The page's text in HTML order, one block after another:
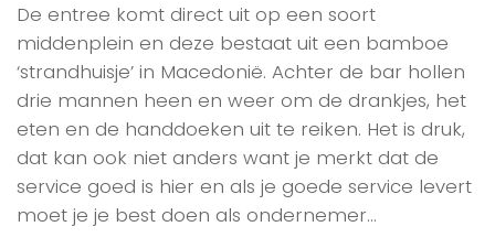
De entree komt direct uit op een soort
middenplein en deze bestaat uit een bamboe
‘strandhuisje’ in Macedonië. Achter de bar hollen
drie mannen heen en weer om de drankjes, het
eten en de handdoeken uit te reiken. Het is druk,
dat kan ook niet anders want je merkt dat de
service goed is hier en als je goede service levert
moet je je best doen als ondernemer…